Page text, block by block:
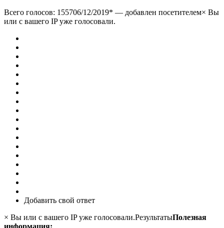
Всего голосов: 155706/12/2019* — добавлен посетителем× Вы
или с вашего IP уже голосовали.
Добавить свой ответ
× Вы или с вашего IP уже голосовали.РезультатыПолезная
информация: